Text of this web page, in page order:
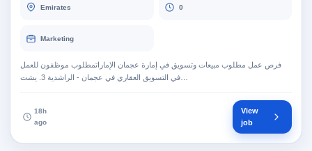
Emirates 0
Marketing
فرص عمل مطلوب مبيعات وتسويق في إمارة عجمان الإماراتمطلوب موظفون للعمل
18h
ago
View
job